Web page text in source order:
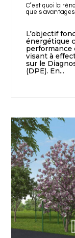
C’est quoi la
quels avantages
L’objectif
énergétique
performance
visant à
sur le
(DPE). En...